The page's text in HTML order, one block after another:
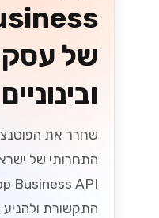
של
התחרותי של
התקשורת